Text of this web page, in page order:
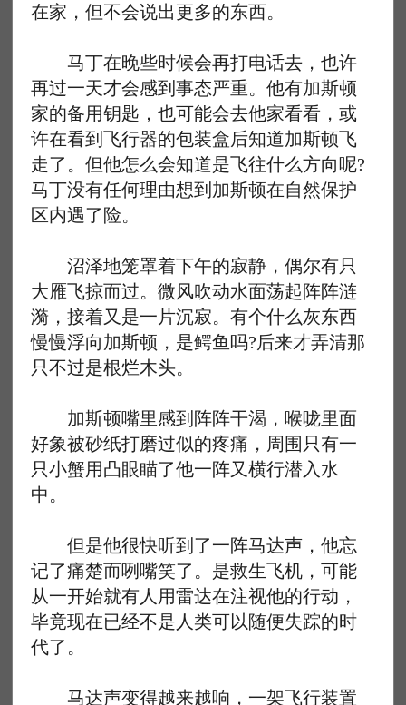
在家，但不会说出更多的东西。
马丁在晚些时候会再打电话去，也许
再过一天才会感到事态严重。他有加斯顿
家的备用钥匙，也可能会去他家看看，或
许在看到飞行器的包装盒后知道加斯顿飞
走了。但他怎么会知道是飞往什么方向呢?
马丁没有任何理由想到加斯顿在自然保护
区内遇了险。
沼泽地笼罩着下午的寂静，偶尔有只
大雁飞掠而过。微风吹动水面荡起阵阵涟
漪，接着又是一片沉寂。有个什么灰东西
慢慢浮向加斯顿，是鳄鱼吗?后来才弄清那
只不过是根烂木头。
加斯顿嘴里感到阵阵干渴，喉咙里面
好象被砂纸打磨过似的疼痛，周围只有一
只小蟹用凸眼瞄了他一阵又横行潜入水
中。
但是他很快听到了一阵马达声，他忘
记了痛楚而咧嘴笑了。是救生飞机，可能
从一开始就有人用雷达在注视他的行动，
毕竟现在已经不是人类可以随便失踪的时
代了。
马达声变得越来越响，一架飞行装置